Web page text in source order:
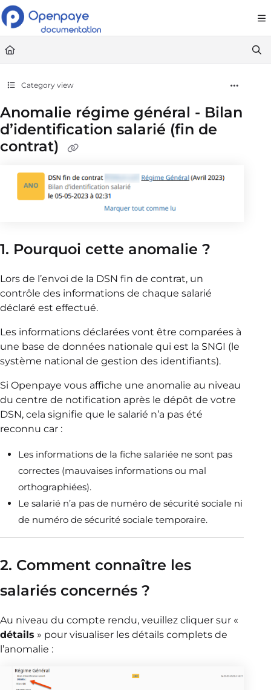
Documentation Index
Fetch the complete documentation index at: https://
Use this file to discover all available pages before exploring further.
Category view
Anomalie régime général - Bilan
d’identification salarié (fin de
contrat)
1. Pourquoi cette anomalie ?
Lors de l’envoi de la DSN fin de contrat, un
contrôle des informations de chaque salarié
déclaré est effectué.
Les informations déclarées vont être comparées à
une base de données nationale qui est la SNGI (le
système national de gestion des identifiants).
Si Openpaye vous affiche une anomalie au niveau
du centre de notification après le dépôt de votre
DSN, cela signifie que le salarié n’a pas été
reconnu car :
Les informations de la fiche salariée ne sont pas
correctes (mauvaises informations ou mal
orthographiées).
Le salarié n’a pas de numéro de sécurité sociale ni
de numéro de sécurité sociale temporaire.
2. Comment connaître les
salariés concernés ?
Au niveau du compte rendu, veuillez cliquer sur «
détails » pour visualiser les détails complets de
l’anomalie :